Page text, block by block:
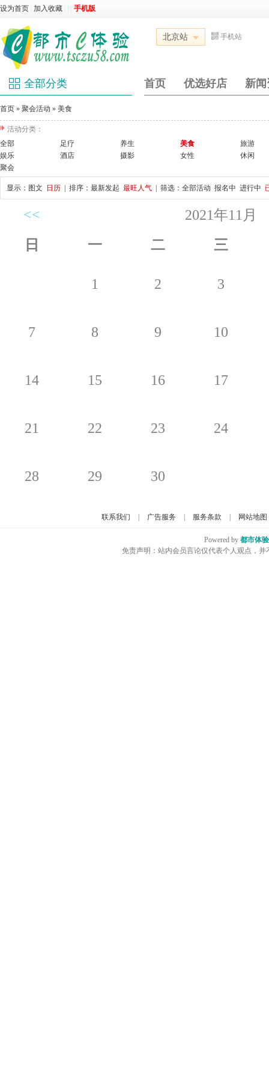
设为首页 加入收藏 手机版
北京站 手机站
全部分类 首页 优选好店 新闻
首页 » 聚会活动 » 美食
活动分类：
全部
足疗 养生 美食
旅游
娱乐
酒店 摄影 女性
休闲
聚会
显示： 图文 日历 | 排序： 最新发起 最旺人气 | 筛选： 全部活动 报名中 进行中
<<
2021年11月
日
一 二 三
1 2 3
7 8 9 10
14 15 16 17
21 22 23 24
28 29 30
联系我们 广告服务 服务条款 网站地图
Powered by 都市体
免责声明：站内会员言论仅代表个人观点，